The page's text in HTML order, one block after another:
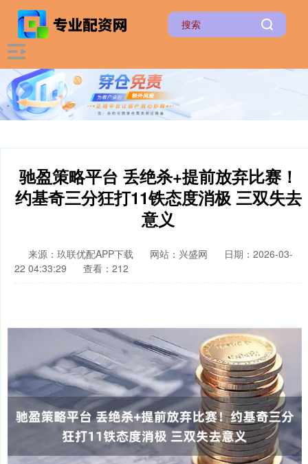
驰盈策略平台 丢绝杀+提前放弃比赛！
约基奇三分狂打11铁态度消极 三双失去
意义
来源：玖联优配APP下载 网站：兴盛网
日期：2026-03-
22 04:33:29
查看：212